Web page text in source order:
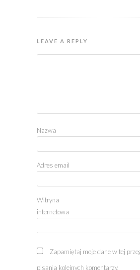
LEAVE A REPLY
Nazwa
Adres email
Witryna
internetowa
Zapamiętaj moje dane w tej
pisania kolejnych komentarzy.